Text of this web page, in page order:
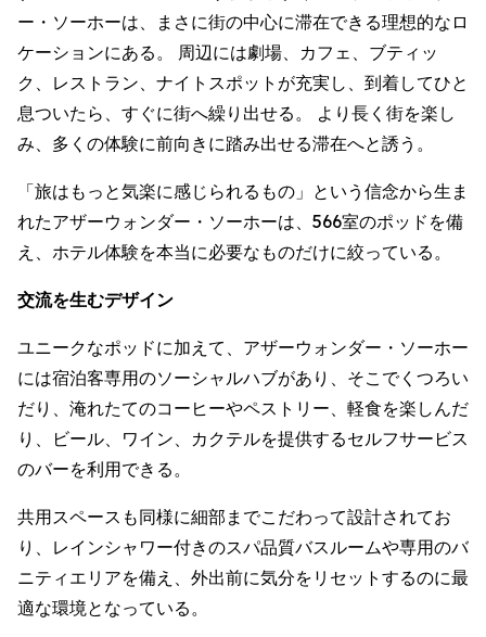
ー・ソーホーは、まさに街の中心に滞在できる理想的なロ
ケーションにある。 周辺には劇場、カフェ、ブティッ
ク、レストラン、ナイトスポットが充実し、到着してひと
息ついたら、すぐに街へ繰り出せる。 より長く街を楽し
み、多くの体験に前向きに踏み出せる滞在へと誘う。
「旅はもっと気楽に感じられるもの」という信念から生ま
れたアザーウォンダー・ソーホーは、566室のポッドを備
え、ホテル体験を本当に必要なものだけに絞っている。
交流を生むデザイン
ユニークなポッドに加えて、アザーウォンダー・ソーホー
には宿泊客専用のソーシャルハブがあり、そこでくつろい
だり、淹れたてのコーヒーやペストリー、軽食を楽しんだ
り、ビール、ワイン、カクテルを提供するセルフサービス
のバーを利用できる。
共用スペースも同様に細部までこだわって設計されてお
り、レインシャワー付きのスパ品質バスルームや専用のバ
ニティエリアを備え、外出前に気分をリセットするのに最
適な環境となっている。